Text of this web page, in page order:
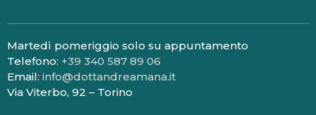
Martedì pomeriggio solo su appuntamento
Telefono: +39 340 587 89 06
Email: info@dottandreamana.it
Via Viterbo, 92 – Torino